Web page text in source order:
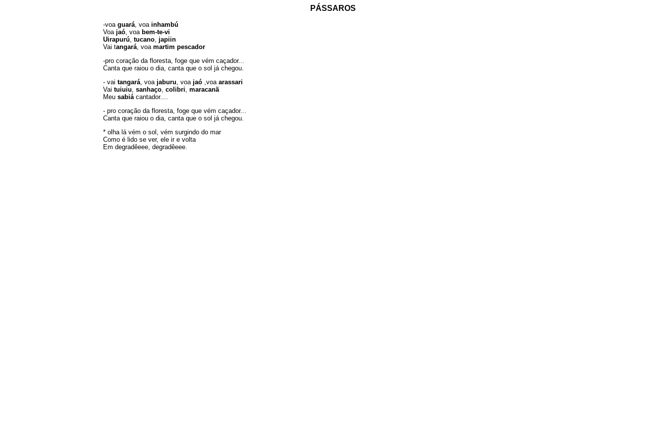
PÁSSAROS
-voa guará, voa inhambú
Voa jaó, voa bem-te-vi
Uirapurú, tucano, japiin
Vai tangará, voa martim pescador
-pro coração da floresta, foge que vém caçador...
Canta que raiou o dia, canta que o sol já chegou.
- vai tangará, voa jaburu, voa jaó ,voa arassari
Vai tuiuiu, sanhaço, colibri, maracanã
Meu sabiácantador....
- pro coração da floresta, foge que vém caçador...
Canta que raiou o dia, canta que o sol já chegou.
* olha lá vém o sol, vém surgindo do mar
Como é lido se ver, ele ir e volta
Em degradêeee, degradêeee.